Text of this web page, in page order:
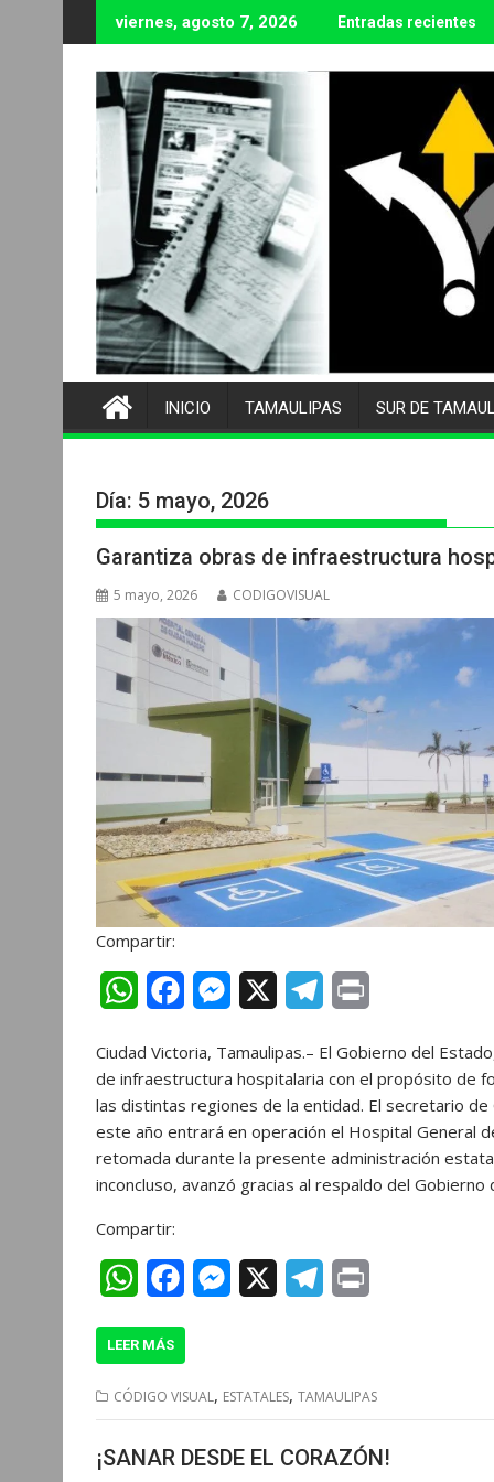
al
contenido
viernes, agosto 7, 2026 Entradas recientes
INICIO TAMAULIPAS SUR DE
Día: 5 mayo, 2026
Garantiza obras de infraestructura
5 mayo, 2026 CODIGOVISUAL
Compartir:
W
a
t
s
A
c
e
b
o
s
s
e
n
l
e
g
r
i
n
t
Ciudad Victoria, Tamaulipas.– El Gobierno del
de infraestructura hospitalaria con el propósito de
las distintas regiones de la entidad. El secretario
este año entrará en operación el Hospital General
retomada durante la presente administración
inconcluso, avanzó gracias al respaldo del Gobierno
Compartir:
W
a
t
s
A
e
b
o
s
e
n
e
g
r
n
t
LEER MÁS
CÓDIGO VISUAL, ESTATALES, TAMAULIPAS
¡SANAR DESDE EL CORAZÓN!